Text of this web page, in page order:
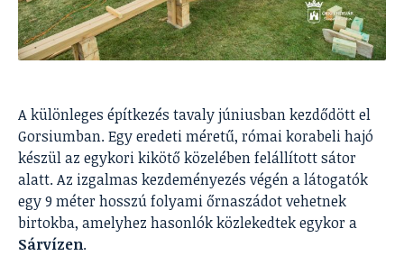
A különleges építkezés tavaly júniusban kezdődött el
Gorsiumban. Egy eredeti méretű, római korabeli hajó
készül az egykori kikötő közelében felállított sátor
alatt. Az izgalmas kezdeményezés végén a látogatók
egy 9 méter hosszú folyami őrnaszádot vehetnek
birtokba, amelyhez hasonlók közlekedtek egykor a
Sárvízen.